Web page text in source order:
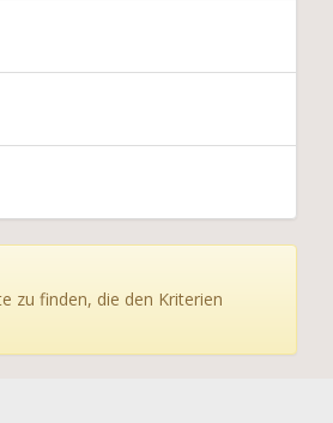
zu finden, die den Kriterien